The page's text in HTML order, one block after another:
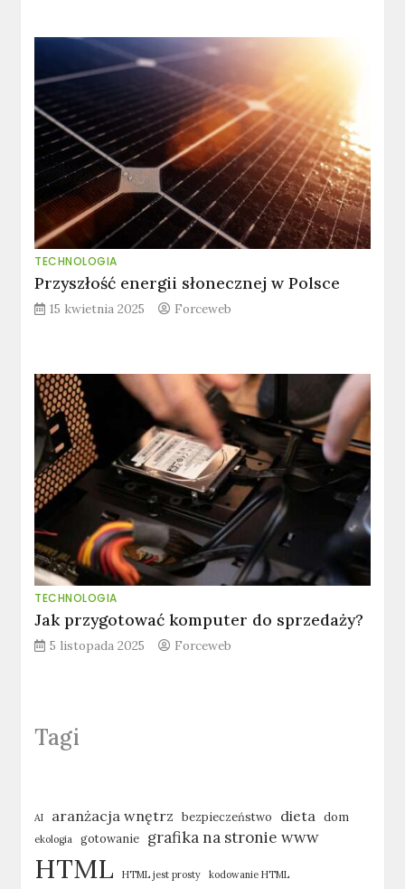
TECHNOLOGIA
Przyszłość energii słonecznej w Polsce
15 kwietnia 2025 Forceweb
TECHNOLOGIA
Jak przygotować komputer do sprzedaży?
5 listopada 2025 Forceweb
Tagi
AI aranżacja wnętrz bezpieczeństwo dieta dom
ekologia gotowanie grafika na stronie www
HTML HTML jest prosty kodowanie HTML